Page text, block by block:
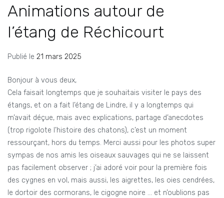
Animations autour de
l’étang de Réchicourt
Publié le 21 mars 2025
Bonjour à vous deux,
Cela faisait longtemps que je souhaitais visiter le pays des
étangs, et on a fait l’étang de Lindre, il y a longtemps qui
m’avait déçue, mais avec explications, partage d’anecdotes
(trop rigolote l’histoire des chatons), c’est un moment
ressourçant, hors du temps. Merci aussi pour les photos super
sympas de nos amis les oiseaux sauvages qui ne se laissent
pas facilement observer ; j’ai adoré voir pour la première fois
des cygnes en vol, mais aussi, les aigrettes, les oies cendrées,
le dortoir des cormorans, le cigogne noire … et n’oublions pas